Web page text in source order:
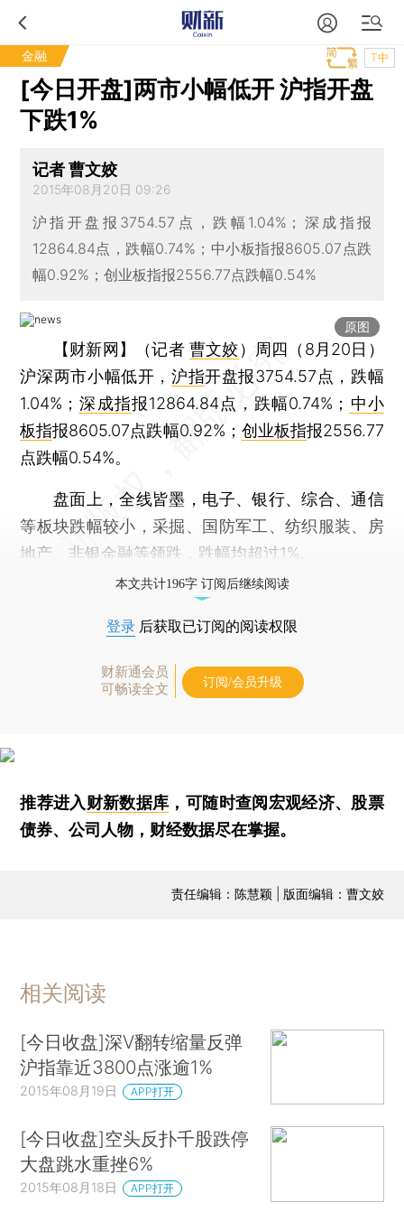
金融 T中
[今日开盘]两市小幅低开 沪指开盘
下跌1%
记者 曹文姣
2015年08月20日 09:26
沪指开盘报3754.57点，跌幅1.04%；深成指报
12864.84点，跌幅0.74%；中小板指报8605.07点跌
幅0.92%；创业板指报2556.77点跌幅0.54%
原图
【财新网】（记者曹文姣） 周四（8月20日）
沪深两市小幅低开， 沪指开盘报3754.57点，跌幅
1.04%； 深成指报12864.84点，跌幅0.74%； 中小
板指报8605.07点跌幅0.92%； 创业板指报2556.77
点跌幅0.54%。
盘面上，全线皆墨，电子、银行、综合、通信
等板块跌幅较小，采掘、国防军工、纺织服装、房
地产、非银金融等领跌，跌幅均超过1%。
本文共计196字 订阅后继续阅读
登录 后获取已订阅的阅读权限
财新通会员
可畅读全文
订阅/会员升级
推荐进入财新数据库 ，可随时查阅宏观经济、股票
债券、公司人物，财经数据尽在掌握。
责任编辑：陈慧颖 | 版面编辑：曹文姣
相关阅读
[今日收盘]深V翻转缩量反弹
沪指靠近3800点涨逾1%
2015年08月19日 APP打开
[今日收盘]空头反扑千股跌停
大盘跳水重挫6%
2015年08月18日 APP打开